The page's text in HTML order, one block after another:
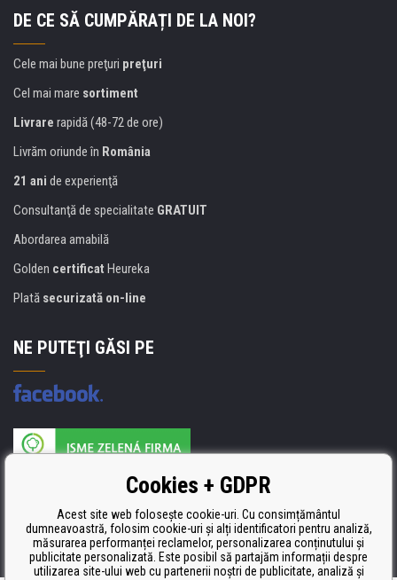
DE CE SĂ CUMPĂRAȚI DE LA NOI?
Cele mai bune preţuri preţuri
Cel mai mare sortiment
Livrare rapidă (48-72 de ore)
Livrăm oriunde în România
21 ani de experienţă
Consultanţă de specialitate GRATUIT
Abordarea amabilă
Golden certificat Heureka
Plată securizată on-line
NE PUTEŢI GĂSI PE
Producătorul umpluturii de rezervă este certificat
ISO 9001, ISO 14001 şi STMC.Cookies + GDPR
Acest site web folosește cookie-uri. Cu consimțământul
dumneavoastră, folosim cookie-uri și alți identificatori pentru analiză,
măsurarea performanței reclamelor, personalizarea conținutului și
publicitate personalizată. Este posibil să partajăm informații despre
utilizarea site-ului web cu partenerii noștri de publicitate, analiză și